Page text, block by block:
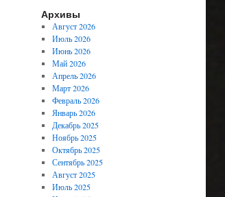
Архивы
Август 2026
Июль 2026
Июнь 2026
Май 2026
Апрель 2026
Март 2026
Февраль 2026
Январь 2026
Декабрь 2025
Ноябрь 2025
Октябрь 2025
Сентябрь 2025
Август 2025
Июль 2025